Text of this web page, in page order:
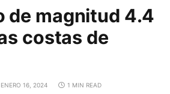
de magnitud 4.4
costas de
ENERO 16, 2024 1 MIN READ